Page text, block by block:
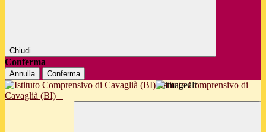
Chiudi
Conferma
Annulla Conferma
Istituto Comprensivo di
Cavaglià (BI)